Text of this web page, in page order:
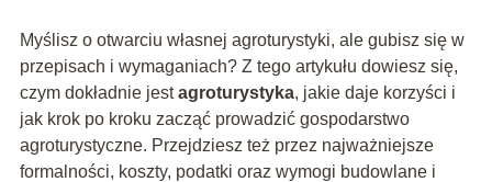
Myślisz o otwarciu własnej agroturystyki, ale gubisz się w
przepisach i wymaganiach? Z tego artykułu dowiesz się,
czym dokładnie jestagroturystyka, jakie daje korzyści i
jak krok po kroku zacząć prowadzić gospodarstwo
agroturystyczne. Przejdziesz też przez najważniejsze
formalności, koszty, podatki oraz wymogi budowlane i